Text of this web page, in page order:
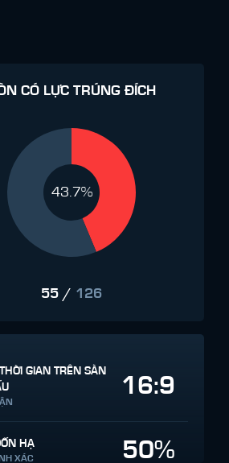
CÓ LỰC TRÚNG ĐÍCH
43.7%
55 / 126
GIAN TRÊN SÀN
16:9
HẠ
XÁC 50%